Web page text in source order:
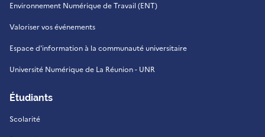
Environnement Numérique de Travail (ENT)
Valoriser vos événements
Espace d'information à la communauté universitaire
Université Numérique de La Réunion - UNR
Étudiants
Scolarité